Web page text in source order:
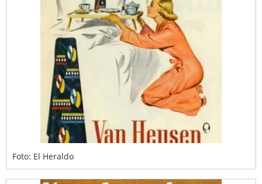
Foto: El Heraldo